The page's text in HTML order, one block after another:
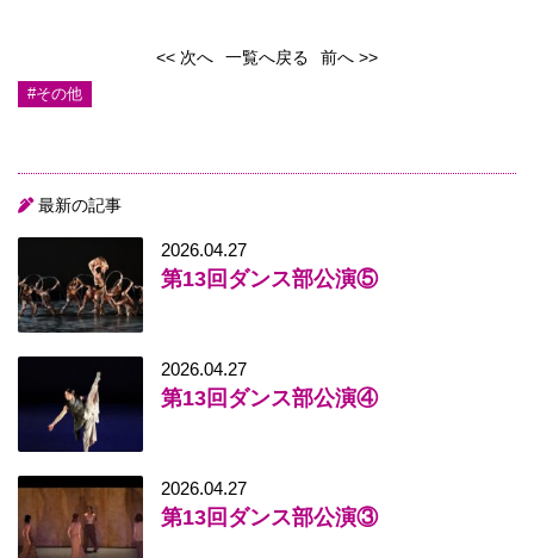
<< 次へ 一覧へ戻る 前へ >>
#その他
最新の記事
2026.04.27
第13回ダンス部公演⑤
2026.04.27
第13回ダンス部公演④
2026.04.27
第13回ダンス部公演③